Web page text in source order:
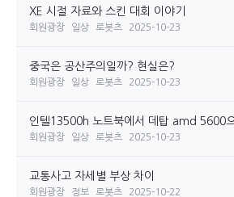
XE 시절 자료와 스킨 대회 이야기
회원광장 일상 로봇츠 2025-10-23
중국은 공산주의일까? 현실은?
회원광장 일상 로봇츠 2025-10-23
인텔13500h 노트북에서 데탑 amd 5600
회원광장 일상 로봇츠 2025-10-23
교통사고 자세별 부상 차이
회원광장 정보 로봇츠 2025-10-22